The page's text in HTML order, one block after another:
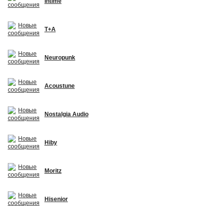
T+A
Neuropunk
Acoustune
Nostalgia Audio
Hiby
Moritz
Hisenior